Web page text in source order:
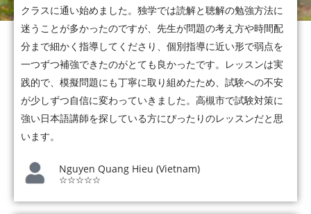
クラスに通い始めました。独学では読解と聴解の勉強方法に
迷うことが多かったのですが、先生が問題の考え方や時間配
分まで細かく指導してくださり、個別指導に近い形で弱点を
一つずつ補強できたのがとても良かったです。レッスンは実
践的で、模擬問題にも丁寧に取り組めたため、試験への不安
が少しずつ自信に変わっていきました。高槻市で試験対策に
強い日本語講師を探している方にぴったりのレッスンだと思
います。
Nguyen Quang Hieu (Vietnam)
☆☆☆☆☆